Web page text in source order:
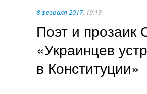
8 февраля 2017, 19:19
Поэт и прозаик
«Украинцев
в Конституции»